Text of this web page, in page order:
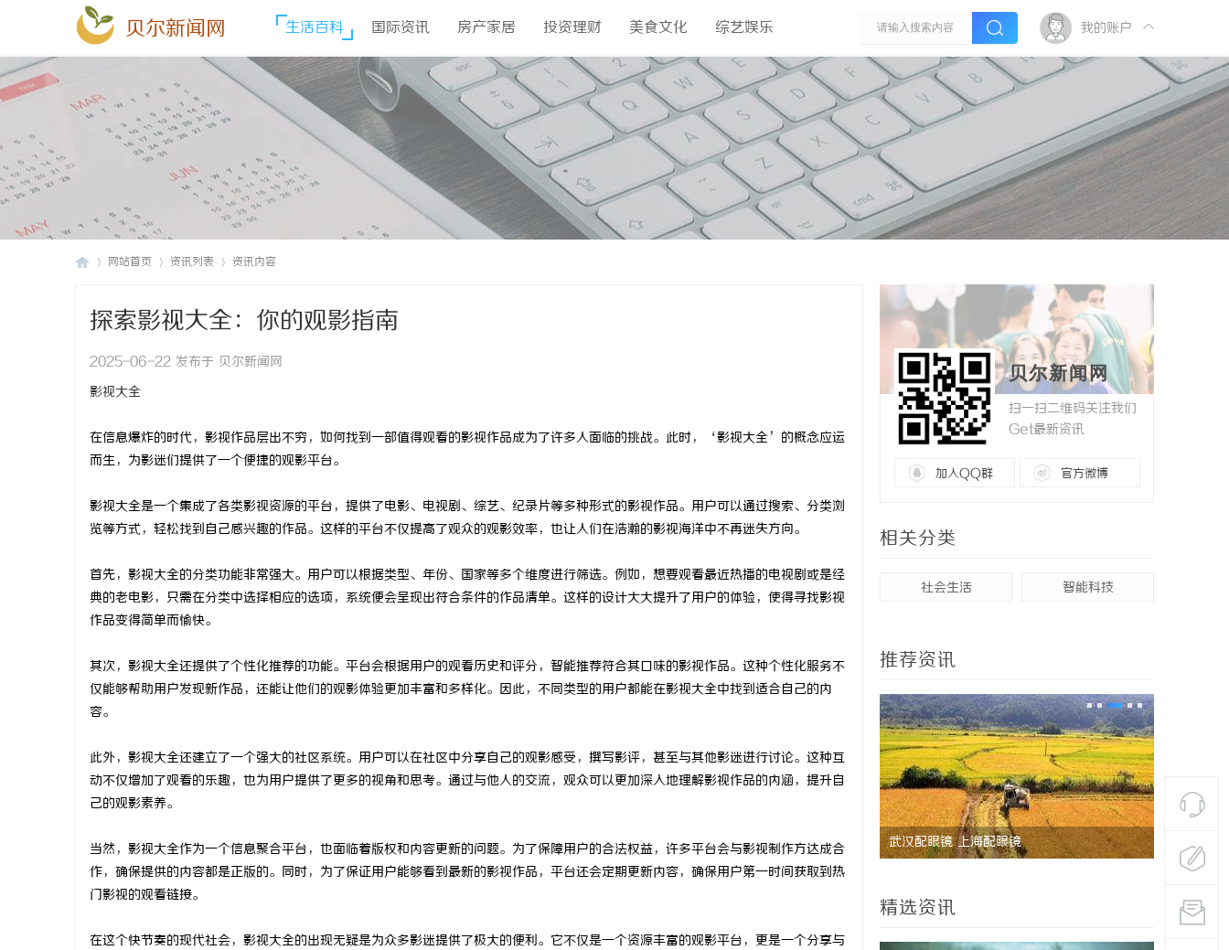
贝尔新闻网 生活百科 国际资讯 房产家居 投资理财 美食文化 综艺娱乐 我的账户
网站首页 资讯列表 资讯内容
探索影视大全：你的观影指南
2025-06-22 发布于 贝尔新闻网
影视大全
在信息爆炸的时代，影视作品层出不穷，如何找到一部值得观看的影视作品成为了许多人面临的挑战。此时，‘影视大全’的概念应运
而生，为影迷们提供了一个便捷的观影平台。
影视大全是一个集成了各类影视资源的平台，提供了电影、电视剧、综艺、纪录片等多种形式的影视作品。用户可以通过搜索、分类浏
览等方式，轻松找到自己感兴趣的作品。这样的平台不仅提高了观众的观影效率，也让人们在浩瀚的影视海洋中不再迷失方向。
首先，影视大全的分类功能非常强大。用户可以根据类型、年份、国家等多个维度进行筛选。例如，想要观看最近热播的电视剧或是经
典的老电影，只需在分类中选择相应的选项，系统便会呈现出符合条件的作品清单。这样的设计大大提升了用户的体验，使得寻找影视
作品变得简单而愉快。
其次，影视大全还提供了个性化推荐的功能。平台会根据用户的观看历史和评分，智能推荐符合其口味的影视作品。这种个性化服务不
仅能够帮助用户发现新作品，还能让他们的观影体验更加丰富和多样化。因此，不同类型的用户都能在影视大全中找到适合自己的内
容。
此外，影视大全还建立了一个强大的社区系统。用户可以在社区中分享自己的观影感受，撰写影评，甚至与其他影迷进行讨论。这种互
动不仅增加了观看的乐趣，也为用户提供了更多的视角和思考。通过与他人的交流，观众可以更加深入地理解影视作品的内涵，提升自
己的观影素养。
当然，影视大全作为一个信息聚合平台，也面临着版权和内容更新的问题。为了保障用户的合法权益，许多平台会与影视制作方达成合
作，确保提供的内容都是正版的。同时，为了保证用户能够看到最新的影视作品，平台还会定期更新内容，确保用户第一时间获取到热
门影视的观看链接。
在这个快节奏的现代社会，影视大全的出现无疑是为众多影迷提供了极大的便利。它不仅是一个资源丰富的观影平台，更是一个分享与
贝尔新闻网
扫一扫二维码关注我们
Get最新资讯
加入QQ群 官方微博
相关分类
社会生活 智能科技
推荐资讯
武汉配眼镜 上海配眼镜 武汉配眼镜 上海配眼镜 武汉配眼镜 上海配眼镜 激光焊接
方案
精选资讯